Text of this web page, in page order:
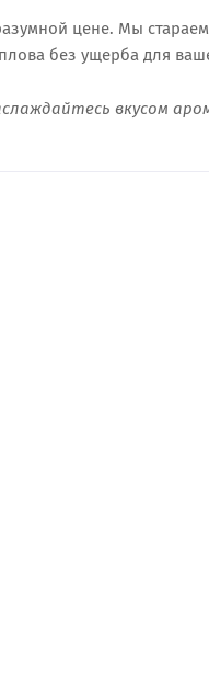
цене. Мы
без ущерба для
вкусом